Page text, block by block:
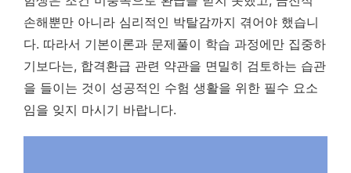
손해뿐만 아니라 심리적인 박탈감까지 겪어야 했습니
다. 따라서 기본이론과 문제풀이 학습 과정에만 집중하
기보다는, 합격환급 관련 약관을 면밀히 검토하는 습관
을 들이는 것이 성공적인 수험 생활을 위한 필수 요소
임을 잊지 마시기 바랍니다.